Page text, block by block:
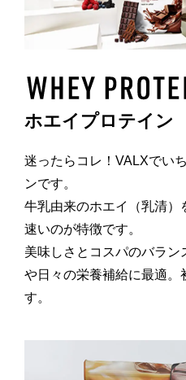
ホエイプロテイン
迷ったらコレ！VALXでい
ンです。
牛乳由来のホエイ（乳清
速いのが特徴です。
美味しさとコスパのバラ
や日々の栄養補給に最適
す。